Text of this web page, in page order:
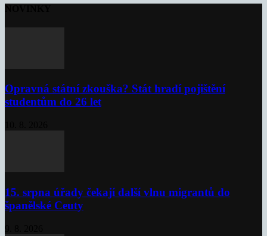
Opravná státní zkouška? Stát hradí pojištění
studentům do 26 let
15. srpna úřady čekají další vlnu migrantů do
španělské Ceuty